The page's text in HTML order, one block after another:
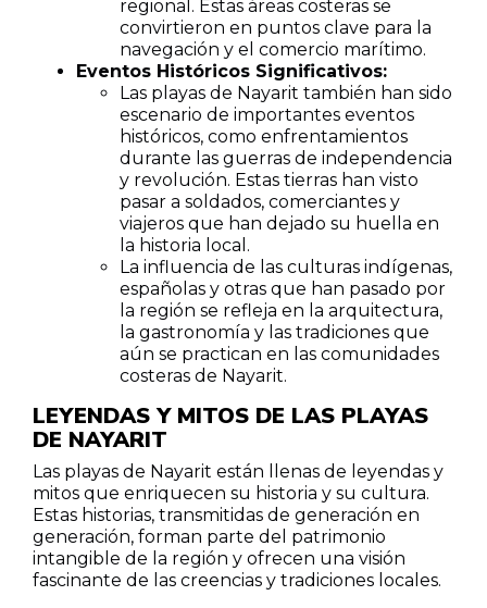
regional. Estas áreas costeras se
convirtieron en puntos clave para la
navegación y el comercio marítimo.
Eventos Históricos Significativos:
Las playas de Nayarit también han sido
escenario de importantes eventos
históricos, como enfrentamientos
durante las guerras de independencia
y revolución. Estas tierras han visto
pasar a soldados, comerciantes y
viajeros que han dejado su huella en
la historia local.
La influencia de las culturas indígenas,
españolas y otras que han pasado por
la región se refleja en la arquitectura,
la gastronomía y las tradiciones que
aún se practican en las comunidades
costeras de Nayarit.
LEYENDAS Y MITOS DE LAS PLAYAS
DE NAYARIT
Las playas de Nayarit están llenas de leyendas y
mitos que enriquecen su historia y su cultura.
Estas historias, transmitidas de generación en
generación, forman parte del patrimonio
intangible de la región y ofrecen una visión
fascinante de las creencias y tradiciones locales.